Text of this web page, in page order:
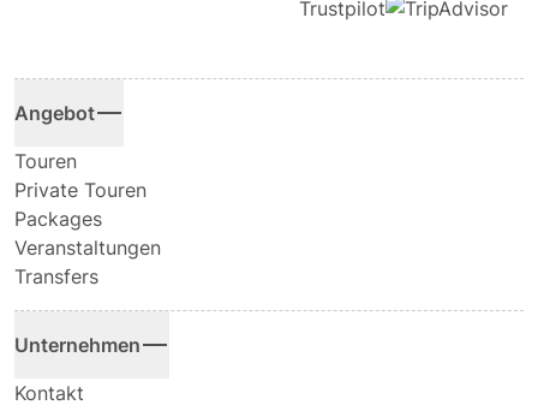
Trustpilot
Angebot
Touren
Private Touren
Packages
Veranstaltungen
Transfers
Unternehmen
Kontakt